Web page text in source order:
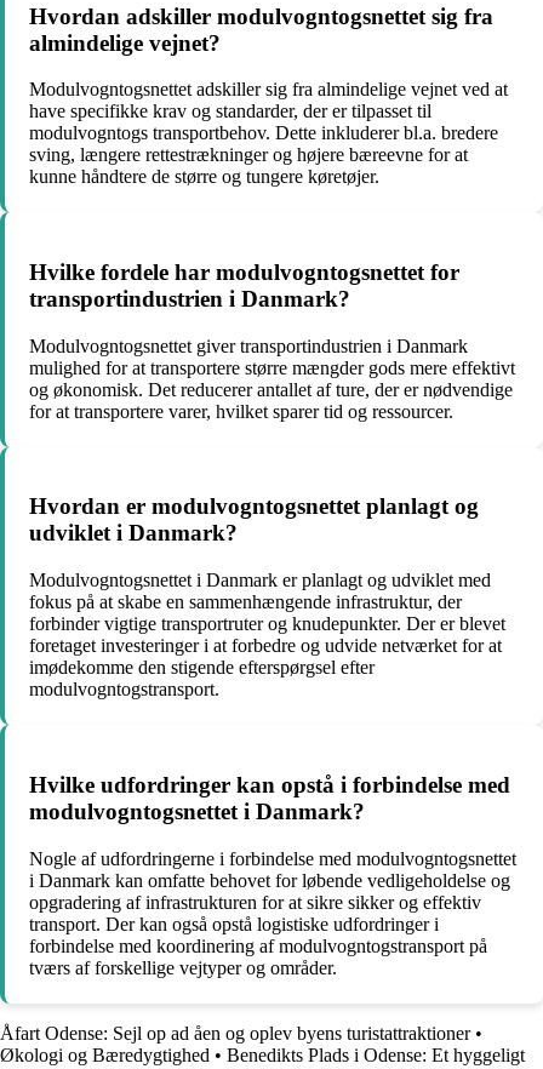
Hvordan adskiller modulvogntogsnettet sig fra
almindelige vejnet?
Modulvogntogsnettet adskiller sig fra almindelige vejnet ved at
have specifikke krav og standarder, der er tilpasset til
modulvogntogs transportbehov. Dette inkluderer bl.a. bredere
sving, længere rettestrækninger og højere bæreevne for at
kunne håndtere de større og tungere køretøjer.
Hvilke fordele har modulvogntogsnettet for
transportindustrien i Danmark?
Modulvogntogsnettet giver transportindustrien i Danmark
mulighed for at transportere større mængder gods mere effektivt
og økonomisk. Det reducerer antallet af ture, der er nødvendige
for at transportere varer, hvilket sparer tid og ressourcer.
Hvordan er modulvogntogsnettet planlagt og
udviklet i Danmark?
Modulvogntogsnettet i Danmark er planlagt og udviklet med
fokus på at skabe en sammenhængende infrastruktur, der
forbinder vigtige transportruter og knudepunkter. Der er blevet
foretaget investeringer i at forbedre og udvide netværket for at
imødekomme den stigende efterspørgsel efter
modulvogntogstransport.
Hvilke udfordringer kan opstå i forbindelse med
modulvogntogsnettet i Danmark?
Nogle af udfordringerne i forbindelse med modulvogntogsnettet
i Danmark kan omfatte behovet for løbende vedligeholdelse og
opgradering af infrastrukturen for at sikre sikker og effektiv
transport. Der kan også opstå logistiske udfordringer i
forbindelse med koordinering af modulvogntogstransport på
tværs af forskellige vejtyper og områder.
Åfart Odense: Sejl op ad åen og oplev byens turistattraktioner•
Økologi og Bæredygtighed • Benedikts Plads i Odense: Et hyggeligt